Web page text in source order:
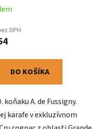
DPH
DO KOŠÍKA
koňaku A. de Fussigny.
karafe v exkluzívnom